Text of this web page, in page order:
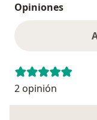
Opiniones
2 opinión